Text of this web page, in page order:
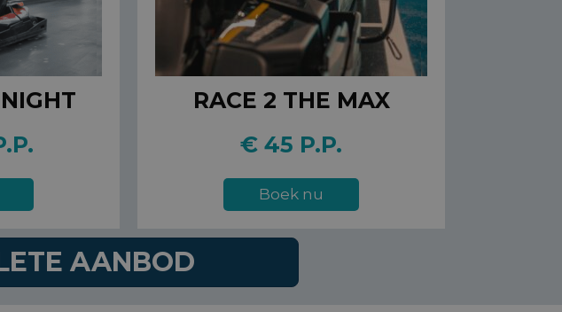
RACE 2 THE MAX
€ 45 P.P.
Boek nu
AANBOD